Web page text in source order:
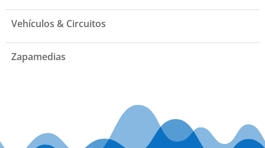
Vehículos & Circuitos
Zapamedias